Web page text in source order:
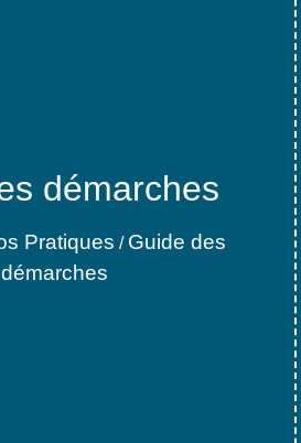
démarches
Pratiques / Guide des
démarches